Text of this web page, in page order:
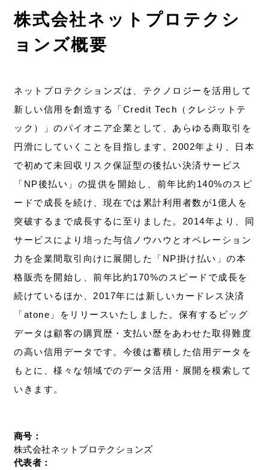
株式会社ネットプロテクシ
ョンズ概要
ネットプロテクションズは、テクノロジーを活用して
新しい信用を創造する「Credit Tech（クレジットテ
ック）」のパイオニア企業として、あらゆる商取引を
円滑にしていくことを目指します。2002年より、日本
で初めて未回収リスク保証型の後払い決済サービス
「NP後払い」の提供を開始し、前年比約140%のスピ
ードで成長を続け、現在では累計利用者数が1億人を
突破するまで成長するに至りました。2014年より、同
サービスにより培った与信ノウハウとオペレーション
力を企業間取引向けに展開した「NP掛け払い」の本
格販売を開始し、前年比約170%のスピードで成長を
続けているほか、2017年には新しいカードレス決済
「atone」をリリースいたしました。保有するビッグ
データは顧客の購買歴・支払い歴をあわせた取得難度
の高い信用データです。今後は蓄積した信用データを
もとに、様々な領域でのデータ活用・展開を模索して
いきます。
商号：
株式会社ネットプロテクションズ
代表者：